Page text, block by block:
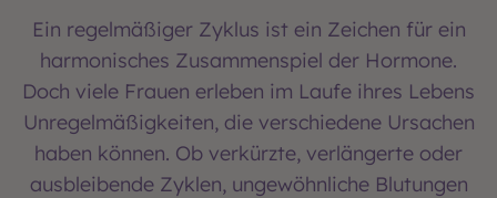
Ein regelmäßiger Zyklus ist ein Zeichen für ein
harmonisches Zusammenspiel der Hormone.
Doch viele Frauen erleben im Laufe ihres Lebens
Unregelmäßigkeiten, die verschiedene Ursachen
haben können. Ob verkürzte, verlängerte oder
ausbleibende Zyklen, ungewöhnliche Blutungen